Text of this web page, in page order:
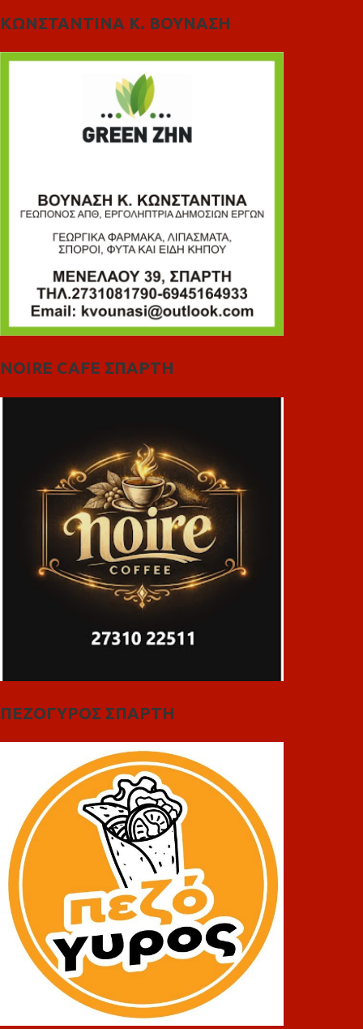
ΚΩΝΣΤΑΝΤΙΝΑ Κ. ΒΟΥΝΑΣΗ
NOIRE CAFE ΣΠΑΡΤΗ
ΠΕΖΟΓΥΡΟΣ ΣΠΑΡΤΗ